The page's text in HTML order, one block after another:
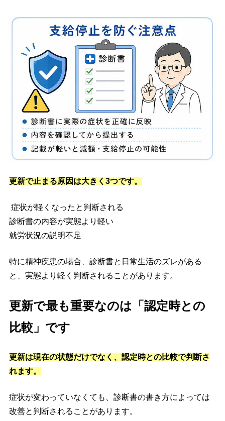
更新で止まる原因は大きく3つです。
症状が軽くなったと判断される
診断書の内容が実態より軽い
就労状況の説明不足
特に精神疾患の場合、診断書と日常生活のズレがある
と、実態より軽く判断されることがあります。
更新で最も重要なのは「認定時との
比較」です
更新は現在の状態だけでなく、認定時との比較で判断さ
れます。
症状が変わっていなくても、診断書の書き方によっては
改善と判断されることがあります。